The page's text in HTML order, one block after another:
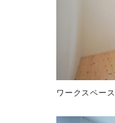
ワークスペース